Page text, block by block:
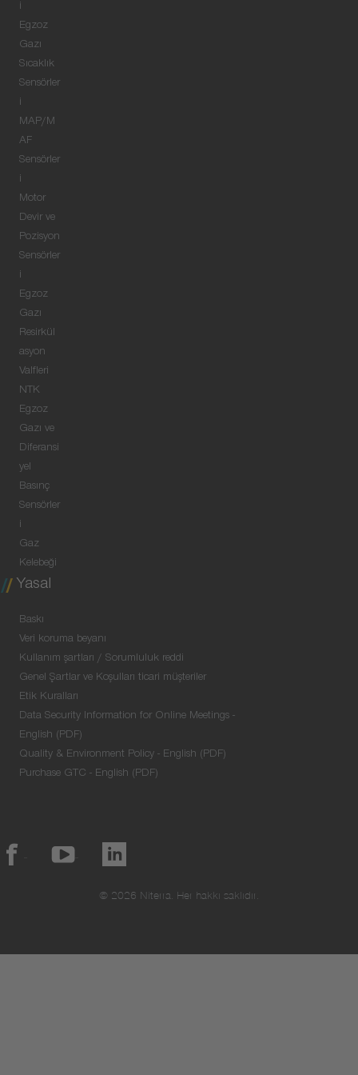
i
Egzoz
Gazı
Sıcaklık
Sensörler
i
MAP/M
AF
Sensörler
i
Motor
Devir ve
Pozisyon
Sensörler
i
Egzoz
Gazı
Resirkül
asyon
Valfleri
NTK
Egzoz
Gazı ve
Diferansi
yel
Basınç
Sensörler
i
Gaz
Kelebeği
Yasal
Baskı
Veri koruma beyanı
Kullanım şartları / Sorumluluk reddi
Genel Şartlar ve Koşulları ticari müşteriler
Etik Kuralları
Data Security Information for Online Meetings -
English (PDF)
Quality & Environment Policy - English (PDF)
Purchase GTC - English (PDF)
© 2026 Niterra. Her hakkı saklıdır.